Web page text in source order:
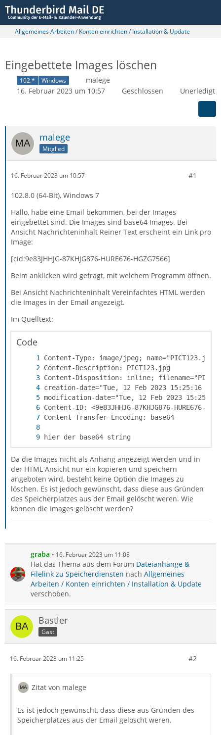
Allgemeines Arbeiten / Konten einrichten / Installation & Update
Eingebettete Images löschen
102.* Windows
malege
16. Februar 2023 um 10:57
Geschlossen Unerledigt
malege
Mitglied
16. Februar 2023 um 10:57 #1
102.8.0 (64-Bit), Windows 7
Hallo, habe eine Email bekommen, bei der Images
eingebettet sind. Die Images sind base64 Images. Bei
Ansicht Nachrichteninhalt Reiner Text erscheint ein Link pro
Image:
[cid:9e83JHHJG-87KHJG876-HURE676-HGZG7566]
Beim anklicken wird gefragt, mit welchem Programm öffnen.
Bei Ansicht Nachrichteninhalt Vereinfachtes HTML werden
die Images in der Email angezeigt.
Im Quelltext:
Code
hier der base64 string
Da die Images nicht als Anhang angezeigt werden und in
der HTML Ansicht nur ein kopieren und speichern
angeboten wird, besteht keine Option die Images zu
löschen. Es ist jedoch gewünscht, dass diese aus Gründen
des Speicherplatzes aus der Email gelöscht weren. Wie
können die Images gelöscht werden?
graba 16. Februar 2023 um 11:08
Hat das Thema aus dem Forum Dateianhänge &
Filelink zu Speicherdiensten nach Allgemeines
Arbeiten / Konten einrichten / Installation & Update
verschoben.
Bastler
Gast
16. Februar 2023 um 11:25 #2
Zitat von malege
Es ist jedoch gewünscht, dass diese aus Gründen des
Speicherplatzes aus der Email gelöscht weren.